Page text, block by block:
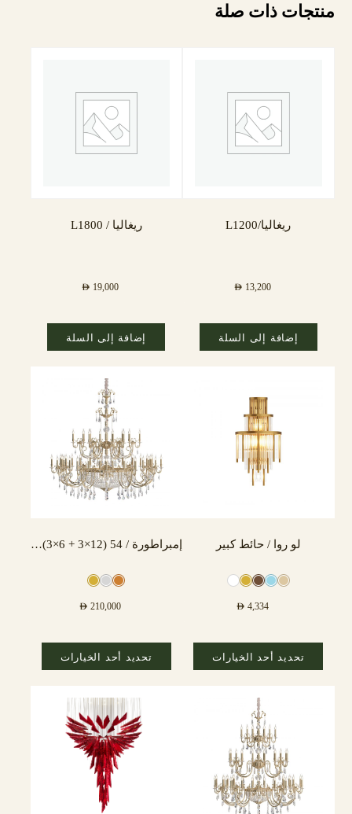
منتجات ذات صلة
ريغاليا/L1200
AED 13,200
إضافة إلى السلة
ريغاليا / L1800
AED 19,000
إضافة إلى السلة
لو روا / حائط كبير
AED 4,334
تحديد أحد الخيارات
إمبراطورة / 54 (12×3 + 6×3) مصباح
AED 210,000
تحديد أحد الخيارات